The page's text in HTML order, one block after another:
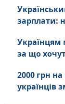
зарплати:
Українцям
за що
2000 грн
українців